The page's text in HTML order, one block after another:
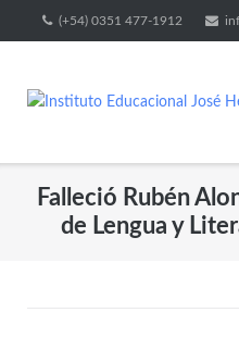
(+54) 0351 477-1912
Falleció Rubén
de Lengua y